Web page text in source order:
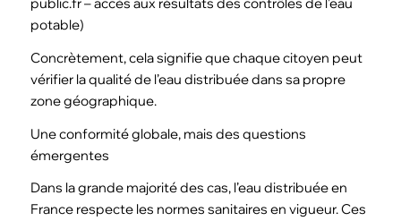
potable)
Concrètement, cela signifie que chaque citoyen peut
vérifier la qualité de l’eau distribuée dans sa propre
zone géographique.
Une conformité globale, mais des questions
émergentes
Dans la grande majorité des cas, l’eau distribuée en
France respecte les normes sanitaires en vigueur. Ces